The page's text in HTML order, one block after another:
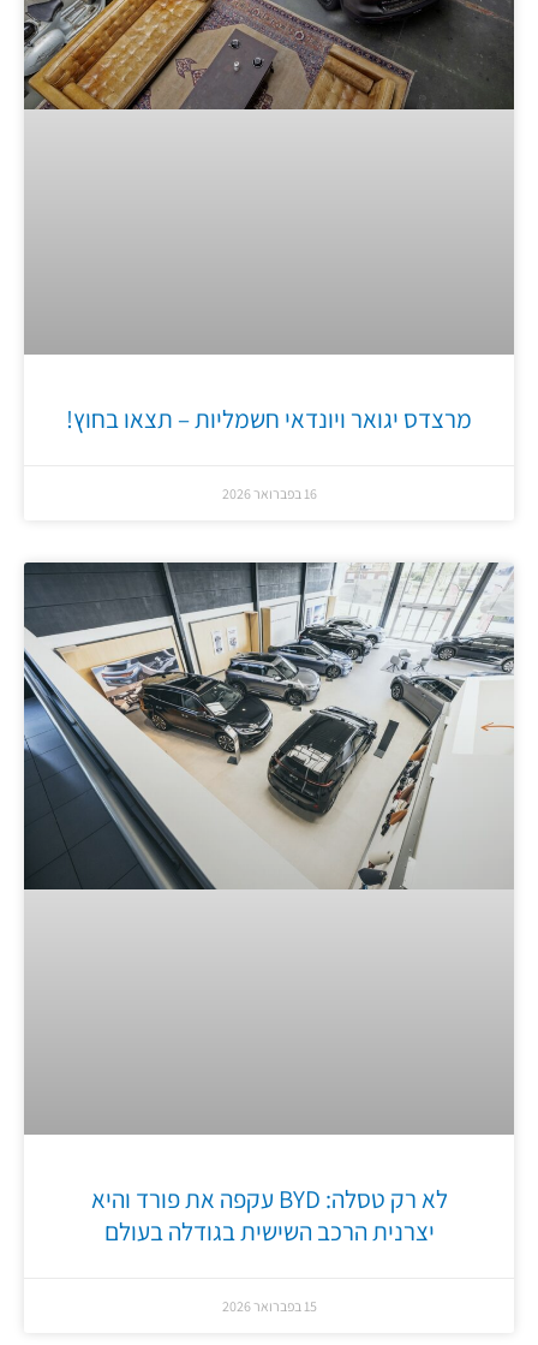
מרצדס יגואר ויונדאי חשמליות – תצאו בחוץ!
16 בפברואר 2026
לא רק טסלה: BYD עקפה את פורד והיא
יצרנית הרכב השישית בגודלה בעולם
15 בפברואר 2026